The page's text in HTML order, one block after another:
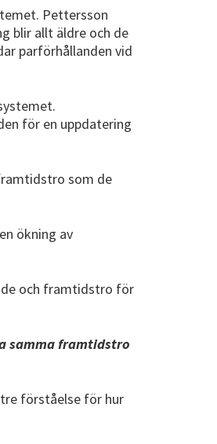
Pettersson
blir allt äldre och de
parförhållanden vid
för en uppdatering
som de
ökning av
och framtidstro för
samma framtidstro
förståelse för hur